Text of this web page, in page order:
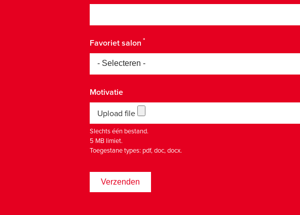
Favoriet salon
Motivatie
Upload file
Slechts één bestand.
5 MB limiet.
Toegestane types: pdf, doc, docx.